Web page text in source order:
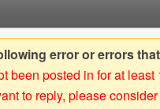
error or errors
been posted in for at least
to reply, please